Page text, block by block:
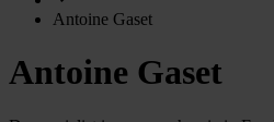
Antoine Gaset
Antoine Gaset